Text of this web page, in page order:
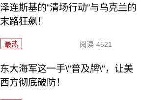
泽连斯基的“清场行动”与乌克兰的
末路狂飙！
最热 阅读 4521
东大海军这一手\"普及牌\"，让美
西方彻底破防！